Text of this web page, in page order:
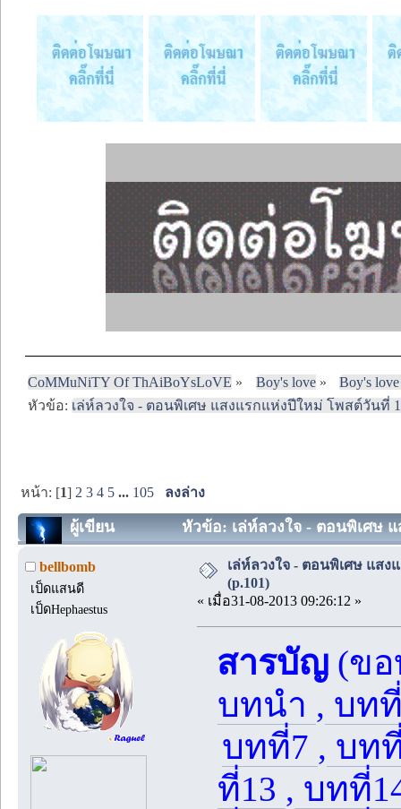
CoMMuNiTY Of ThAiBoYsLoVE » Boy's love»
Boy's
หัวข้อ: เล่ห์ลวงใจ - ตอนพิเศษ แสงแรกแห่งปีใหม่ โพสต์วันที่ 1/
หน้า: [1] 2 3 4 5 ... 105 ลงล่าง
ผู้เขียน หัวข้อ: เล่ห์ลวงใจ - ตอนพิเศษ แ
bellbomb
เป็ดแสนดี
เป็ดHephaestus
เล่ห์ลวงใจ - ตอนพิเศษ แส
(p.101)
« เมื่อ31-08-2013 09:26:12 »
สารบัญ (ขอ
บทนำ , บท
บทที่7 , บท
ที่13 , บทที่